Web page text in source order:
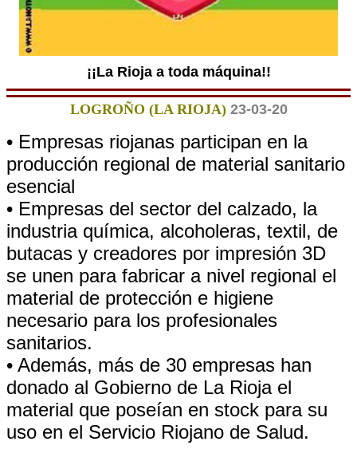
¡¡La Rioja a toda máquina!!
LOGROÑO (LA RIOJA) 23-03-20
• Empresas riojanas participan en la
producción regional de material sanitario
esencial
• Empresas del sector del calzado, la
industria química, alcoholeras, textil, de
butacas y creadores por impresión 3D
se unen para fabricar a nivel regional el
material de protección e higiene
necesario para los profesionales
sanitarios.
• Además, más de 30 empresas han
donado al Gobierno de La Rioja el
material que poseían en stock para su
uso en el Servicio Riojano de Salud.